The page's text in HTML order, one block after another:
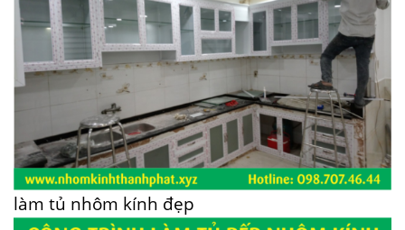
làm tủ nhôm kính đẹp